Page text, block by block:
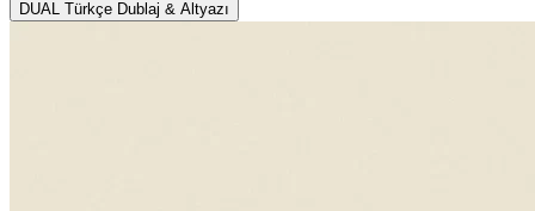
DUAL Türkçe Dublaj & Altyazı